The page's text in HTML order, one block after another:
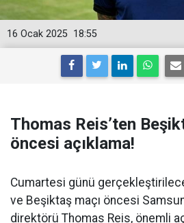
18:55
16 Ocak 2025
Thomas Reis’ten
öncesi açıklama!
Cumartesi günü
ve Beşiktaş maçı öncesi
direktörü Thomas Reis, önemli